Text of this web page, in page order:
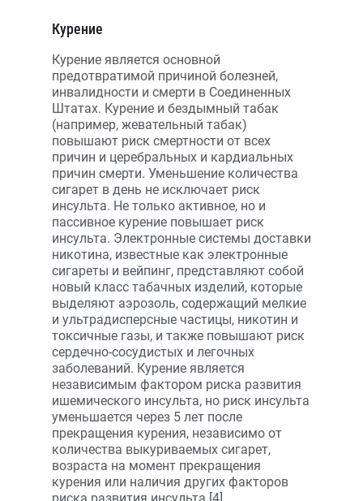
Курение
Курение является основной
предотвратимой причиной болезней,
инвалидности и смерти в Соединенных
Штатах. Курение и бездымный табак
(например, жевательный табак)
повышают риск смертности от всех
причин и церебральных и кардиальных
причин смерти. Уменьшение количества
сигарет в день не исключает риск
инсульта. Не только активное, но и
пассивное курение повышает риск
инсульта. Электронные системы доставки
никотина, известные как электронные
сигареты и вейпинг, представляют собой
новый класс табачных изделий, которые
выделяют аэрозоль, содержащий мелкие
и ультрадисперсные частицы, никотин и
токсичные газы, и также повышают риск
сердечно-сосудистых и легочных
заболеваний. Курение является
независимым фактором риска развития
ишемического инсульта, но риск инсульта
уменьшается через 5 лет после
прекращения курения, независимо от
количества выкуриваемых сигарет,
возраста на момент прекращения
курения или наличия других факторов